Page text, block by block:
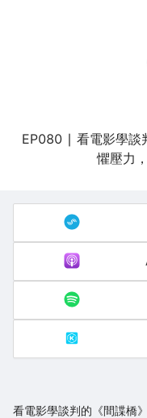
EP080 ∣ 看電影學談
懼壓力
看電影學談判的《間諜橋